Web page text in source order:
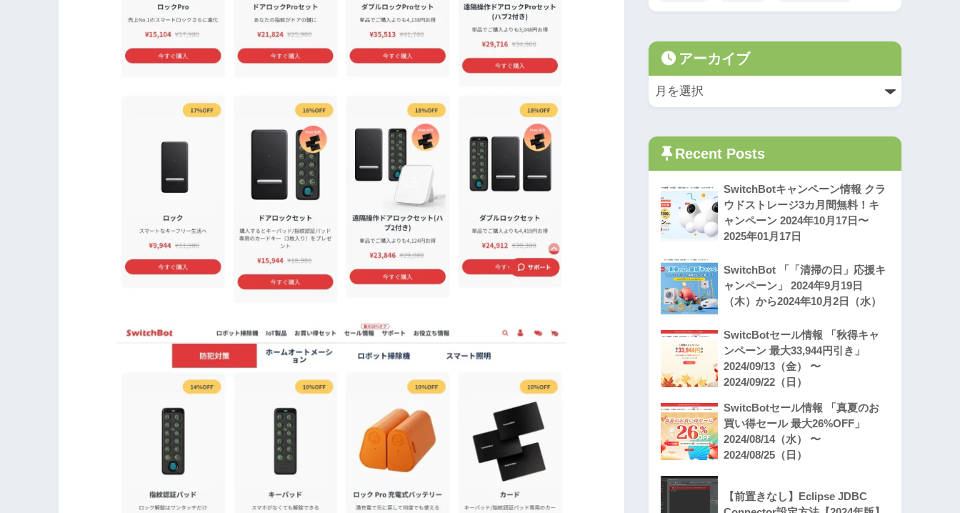
アーカイブ
Recent Posts
SwitchBotキャンペーン情報 クラ
ウドストレージ3カ月間無料！キ
ャンペーン 2024年10月17日〜
2025年01月17日
SwitchBot 「「清掃の日」応援キ
ャンペーン」 2024年9月19日
（木）から2024年10月2日（水）
SwitcBotセール情報 「秋得キャ
ンペーン 最大33,944円引き」
2024/09/13（金） 〜
2024/09/22（日）
SwitcBotセール情報 「真夏のお
買い得セール 最大26%OFF」
2024/08/14（水） 〜
2024/08/25（日）
【前置きなし】Eclipse JDBC